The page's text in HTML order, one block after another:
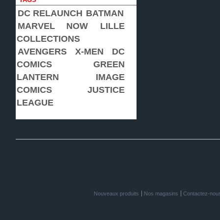
DC RELAUNCH BATMAN
MARVEL NOW
LILLE
COLLECTIONS
AVENGERS
X-MEN
DC
COMICS
GREEN
LANTERN
IMAGE
COMICS
JUSTICE
LEAGUE
Nouveaux produits Nos magasins Contactez-